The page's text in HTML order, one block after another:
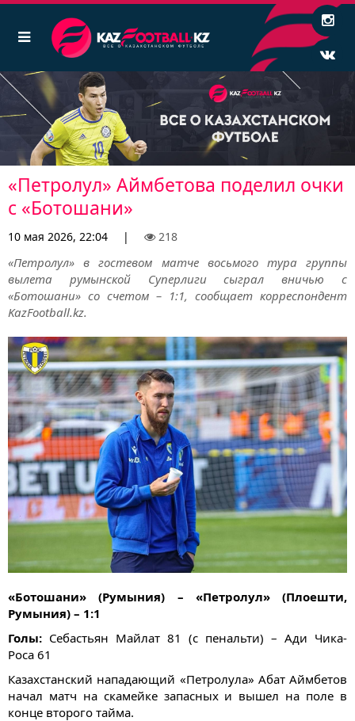
«Петролул» Аймбетова поделил очки
с «Ботошани»
10 мая 2026, 22:04 | 218
«Петролул» в гостевом матче восьмого тура группы
вылета румынской Суперлиги сыграл вничью с
«Ботошани» со счетом – 1:1, сообщает корреспондент
KazFootball.kz.
«Ботошани» (Румыния) – «Петролул» (Плоешти,
Румыния) – 1:1
Голы: Себастьян Майлат 81 (с пенальти) – Ади Чика-
Роса 61
Казахстанский нападающий «Петролула» Абат Аймбетов
начал матч на скамейке запасных и вышел на поле в
конце второго тайма.